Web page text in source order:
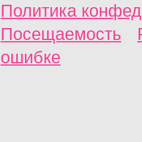
Политика
Посещаемость
ошибке